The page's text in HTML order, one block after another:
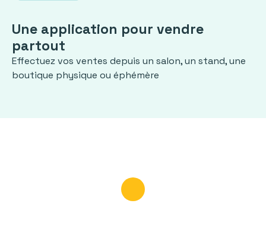
Une application pour vendre
partout
Effectuez vos ventes depuis un salon, un stand, une
boutique physique ou éphémère